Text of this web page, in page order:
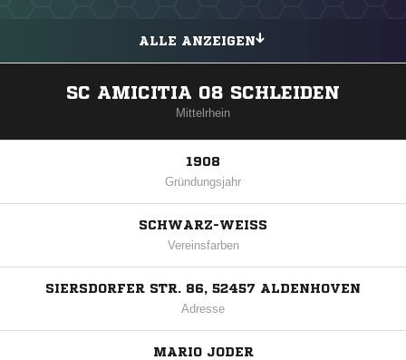
ALLE ANZEIGEN
SC AMICITIA 08 SCHLEIDEN
Mittelrhein
1908
Gründungsjahr
SCHWARZ-WEISS
Vereinsfarben
SIERSDORFER STR. 86, 52457 ALDENHOVEN
Adresse
MARIO JODER